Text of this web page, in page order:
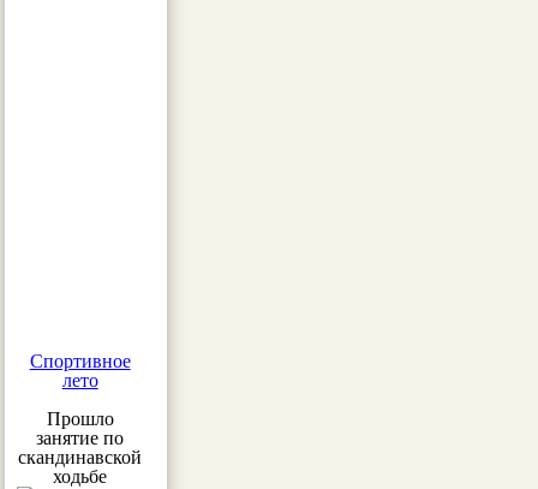
Спортивное
лето
Прошло
занятие по
скандинавской
ходьбе